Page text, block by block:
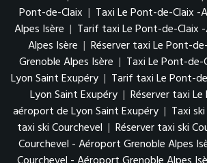
Pont-de-Claix | Taxi Le Pont-de-Claix -
Alpes Isère | Tarif taxi Le Pont-de-Claix
Alpes Isère | Réserver taxi Le Pont-
Grenoble Alpes Isère | Taxi Le Pont-
Lyon Saint Exupéry | Tarif taxi Le Pont-
Lyon Saint Exupéry | Réserver taxi
aéroport de Lyon Saint Exupéry | Taxi
taxi ski Courchevel | Réserver taxi ski
Courchevel - Aéroport Grenoble Alpes